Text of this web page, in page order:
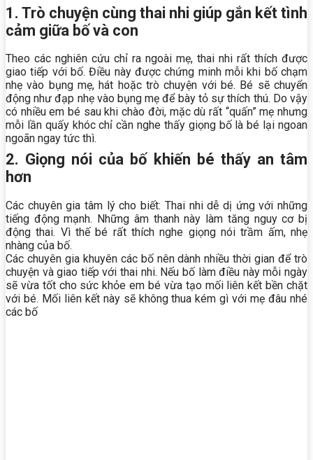
1. Trò chuyện cùng thai nhi giúp gắn kết tình
cảm giữa bố và con
Theo các nghiên cứu chỉ ra ngoài mẹ, thai nhi rất thích được
giao tiếp với bố. Điều này được chứng minh mỗi khi bố chạm
nhẹ vào bụng mẹ, hát hoặc trò chuyện với bé. Bé sẽ chuyển
động như đạp nhẹ vào bụng mẹ để bày tỏ sự thích thú. Do vậy
có nhiều em bé sau khi chào đời, mặc dù rất “quấn” mẹ nhưng
mỗi lần quấy khóc chỉ cần nghe thấy giọng bố là bé lại ngoan
ngoãn ngay tức thì.
2. Giọng nói của bố khiến bé thấy an tâm
hơn
Các chuyên gia tâm lý cho biết: Thai nhi dễ dị ứng với những
tiếng động mạnh. Những âm thanh này làm tăng nguy cơ bị
động thai. Vì thế bé rất thích nghe giọng nói trầm ấm, nhẹ
nhàng của bố.
Các chuyên gia khuyên các bố nên dành nhiều thời gian để trò
chuyện và giao tiếp với thai nhi. Nếu bố làm điều này mỗi ngày
sẽ vừa tốt cho sức khỏe em bé vừa tạo mối liên kết bền chặt
với bé. Mối liên kết này sẽ không thua kém gì với mẹ đâu nhé
các bố